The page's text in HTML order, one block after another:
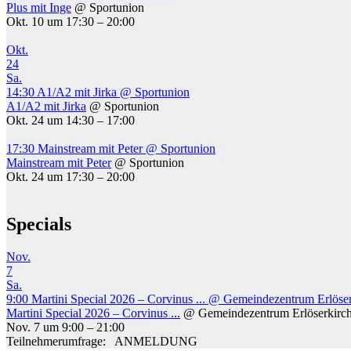
Plus mit Inge @ Sportunion
Okt. 10 um 17:30 – 20:00
Okt.
24
Sa.
14:30 A1/A2 mit Jirka @ Sportunion
A1/A2 mit Jirka @ Sportunion
Okt. 24 um 14:30 – 17:00
17:30 Mainstream mit Peter @ Sportunion
Mainstream mit Peter @ Sportunion
Okt. 24 um 17:30 – 20:00
Specials
Nov.
7
Sa.
9:00 Martini Special 2026 – Corvinus ... @ Gemeindezentrum
Martini Special 2026 – Corvinus ... @ Gemeindezentrum
Nov. 7 um 9:00 – 21:00
Teilnehmerumfrage: ANMELDUNG